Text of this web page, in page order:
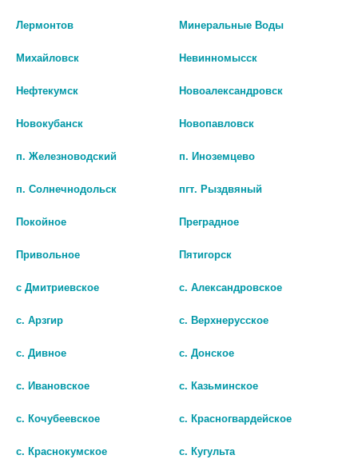
БИО АГЛФ № 107 г. Ставрополь ул.Октябрьская 127 остаток:
БИО АГЛФ № 170 ст. Курская ул. Ессентукская д.25 остаток:
БИО АГЛФ №15 г.Мин.воды пр-т.22 Партсъезда 86/1
цена: 165 руб.
Аналоги по действию
Лермонтов Минеральные Воды
Михайловск Невинномысск
Нефтекумск Новоалександровск
Новокубанск Новопавловск
п. Железноводский п. Иноземцево
п. Солнечнодольск пгт. Рыздвяный
Покойное Преградное
Привольное Пятигорск
с Дмитриевское с. Александровское
с. Арзгир с. Верхнерусское
с. Дивное с. Донское
с. Ивановское с. Казьминское
с. Кочубеевское с. Красногвардейское
с. Краснокумское с. Кугульта